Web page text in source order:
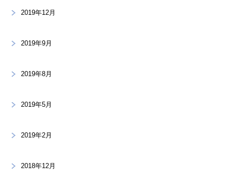
2019年12月
2019年9月
2019年8月
2019年5月
2019年2月
2018年12月